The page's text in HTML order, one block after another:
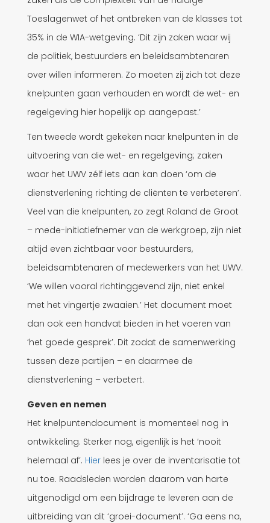
Toeslagenwet of het ontbreken van de klasses tot
35% in de WIA-wetgeving. ‘Dit zijn zaken waar wij
de politiek, bestuurders en beleidsambtenaren
over willen informeren. Zo moeten zij zich tot deze
knelpunten gaan verhouden en wordt de wet- en
regelgeving hier hopelijk op aangepast.’
Ten tweede wordt gekeken naar knelpunten in de
uitvoering van die wet- en regelgeving; zaken
waar het UWV zélf iets aan kan doen ‘om de
dienstverlening richting de cliënten te verbeteren’.
Veel van die knelpunten, zo zegt Roland de Groot
– mede-initiatiefnemer van de werkgroep, zijn niet
altijd even zichtbaar voor bestuurders,
beleidsambtenaren of medewerkers van het UWV.
‘We willen vooral richtinggevend zijn, niet enkel
met het vingertje zwaaien.’ Het document moet
dan ook een handvat bieden in het voeren van
‘het goede gesprek’. Dit zodat de samenwerking
tussen deze partijen – en daarmee de
dienstverlening – verbetert.
Geven en nemen
Het knelpuntendocument is momenteel nog in
ontwikkeling. Sterker nog, eigenlijk is het ‘nooit
helemaal af’. Hier lees je over de inventarisatie tot
nu toe. Raadsleden worden daarom van harte
uitgenodigd om een bijdrage te leveren aan de
uitbreiding van dit ‘groei-document’. ‘Ga eens na,